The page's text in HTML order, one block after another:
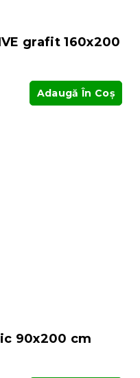
grafit 160x200
Adaugă În Coş
90x200 cm